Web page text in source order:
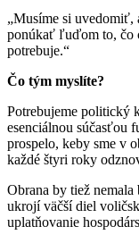
„Musíme si uvedomiť,
ponúkať ľuďom to, čo
potrebuje.“
Čo tým myslíte?
Potrebujeme politický
esenciálnou súčasťou
prospelo, keby sme v
každé štyri roky
Obrana by tiež
ukrojí väčší diel
uplatňovanie